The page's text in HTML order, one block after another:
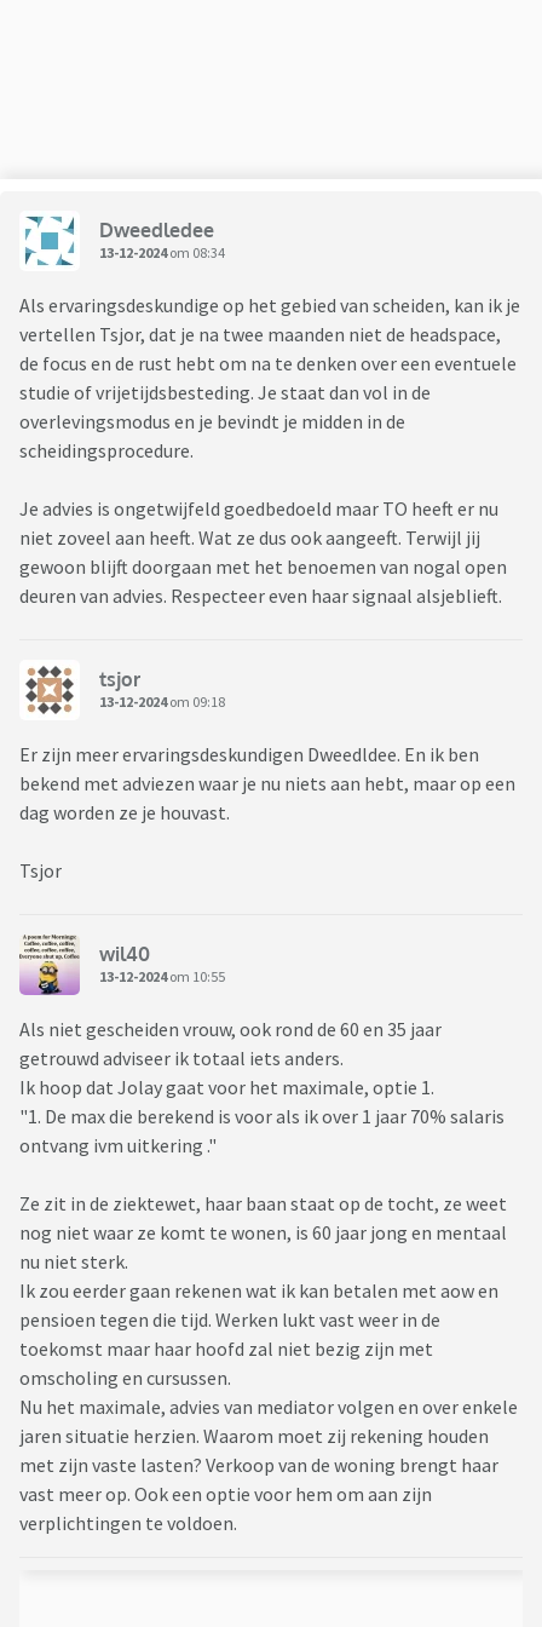
Dweedledee
13-12-2024om 08:34
Als ervaringsdeskundige op het gebied van scheiden, kan ik je
vertellen Tsjor, dat je na twee maanden niet de headspace,
de focus en de rust hebt om na te denken over een eventuele
studie of vrijetijdsbesteding. Je staat dan vol in de
overlevingsmodus en je bevindt je midden in de
scheidingsprocedure.
Je advies is ongetwijfeld goedbedoeld maar TO heeft er nu
niet zoveel aan heeft. Wat ze dus ook aangeeft. Terwijl jij
gewoon blijft doorgaan met het benoemen van nogal open
deuren van advies. Respecteer even haar signaal alsjeblieft.
tsjor
13-12-2024om 09:18
Er zijn meer ervaringsdeskundigen Dweedldee. En ik ben
bekend met adviezen waar je nu niets aan hebt, maar op een
dag worden ze je houvast.
Tsjor
wil40
13-12-2024om 10:55
Als niet gescheiden vrouw, ook rond de 60 en 35 jaar
getrouwd adviseer ik totaal iets anders.
Ik hoop dat Jolay gaat voor het maximale, optie 1.
"1. De max die berekend is voor als ik over 1 jaar 70% salaris
ontvang ivm uitkering ."
Ze zit in de ziektewet, haar baan staat op de tocht, ze weet
nog niet waar ze komt te wonen, is 60 jaar jong en mentaal
nu niet sterk.
Ik zou eerder gaan rekenen wat ik kan betalen met aow en
pensioen tegen die tijd. Werken lukt vast weer in de
toekomst maar haar hoofd zal niet bezig zijn met
omscholing en cursussen.
Nu het maximale, advies van mediator volgen en over enkele
jaren situatie herzien. Waarom moet zij rekening houden
met zijn vaste lasten? Verkoop van de woning brengt haar
vast meer op. Ook een optie voor hem om aan zijn
verplichtingen te voldoen.